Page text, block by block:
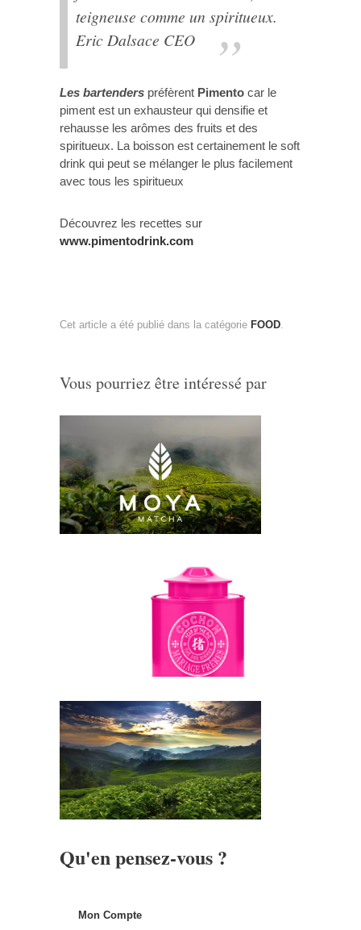
teigneuse comme un spiritueux.
Eric Dalsace CEO
Les bartenders préfèrent Pimento car le
piment est un exhausteur qui densifie et
rehausse les arômes des fruits et des
spiritueux. La boisson est certainement le soft
drink qui peut se mélanger le plus facilement
avec tous les spiritueux
Découvrez les recettes sur
www.pimentodrink.com
Cet article a été publié dans la catégorie FOOD
Vous pourriez être intéressé par
Qu'en pensez-vous ?
Mon Compte